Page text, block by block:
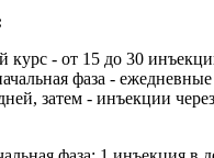
курс - от 15 до 30
фаза -
затем - инъекции